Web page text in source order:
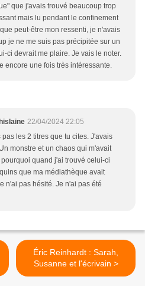
que j'avais trouvé beaucoup trop
mais lu pendant le confinement
peut-être mon ressenti, je n'avais
je ne me suis pas précipitée sur un
ci devrait me plaire. Je vais le noter.
encore une fois très intéressante.
22/04/2024 22:05
les 2 titres que tu cites. J'avais
monstre et un chaos qui m'avait
quand j'ai trouvé celui-ci
que ma médiathèque avait
n'ai pas hésité. Je n'ai pas été
Éric Reinhardt : Sarah,
Susanne et l'écrivain >